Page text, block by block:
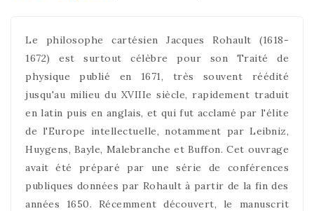
Le philosophe cartésien Jacques Rohault (1618-
1672) est surtout célèbre pour son Traité de
physique publié en 1671, très souvent réédité
jusqu'au milieu du XVIIIe siècle, rapidement traduit
en latin puis en anglais, et qui fut acclamé par l'élite
de l'Europe intellectuelle, notamment par Leibniz,
Huygens, Bayle, Malebranche et Buffon. Cet ouvrage
avait été préparé par une série de conférences
publiques données par Rohault à partir de la fin des
années 1650. Récemment découvert, le manuscrit